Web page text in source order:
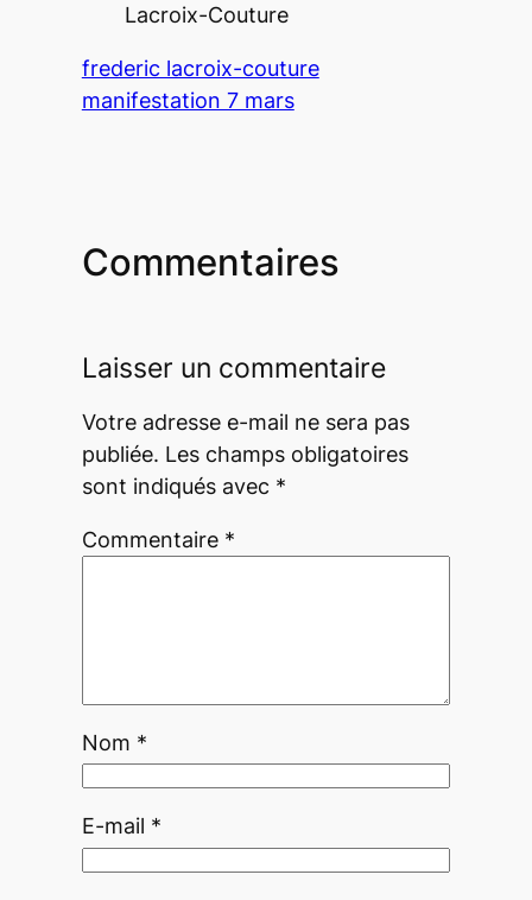
Lacroix-Couture
frederic lacroix-couture
manifestation 7 mars
Commentaires
Laisser un commentaire
Votre adresse e-mail ne sera pas
publiée. Les champs obligatoires
sont indiqués avec *
Commentaire *
Nom *
E-mail *